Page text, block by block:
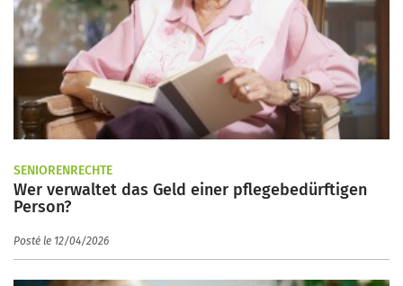
SENIORENRECHTE
Wer verwaltet das Geld einer pflegebedürftigen
Person?
Posté le 12/04/2026